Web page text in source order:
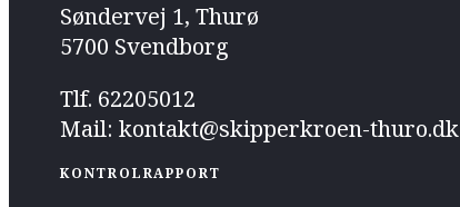
Søndervej 1, Thurø
5700 Svendborg
Tlf. 62205012
Mail: kontakt@skipperkroen-thuro.dk
KONTROLRAPPORT